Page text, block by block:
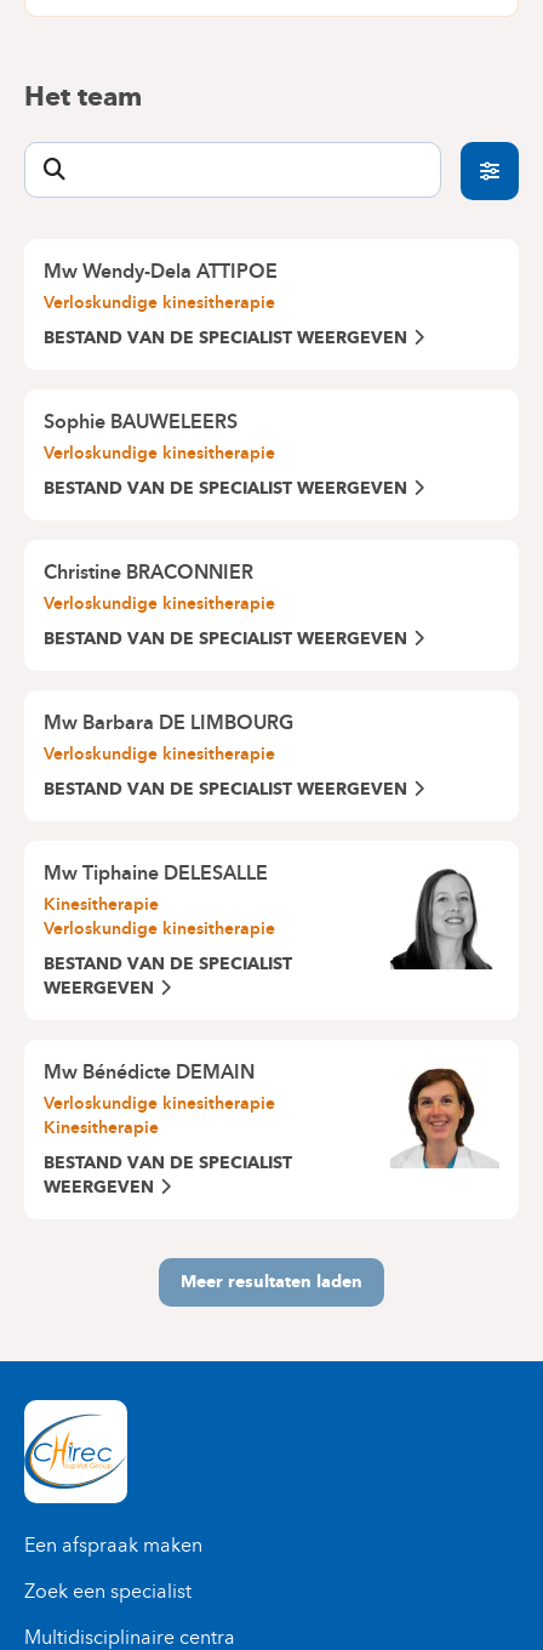
Het team
Mw Wendy-Dela ATTIPOE
Verloskundige kinesitherapie
BESTAND VAN DE SPECIALIST WEERGEVEN
Sophie BAUWELEERS
Verloskundige kinesitherapie
BESTAND VAN DE SPECIALIST WEERGEVEN
Christine BRACONNIER
Verloskundige kinesitherapie
BESTAND VAN DE SPECIALIST WEERGEVEN
Mw Barbara DE LIMBOURG
Verloskundige kinesitherapie
BESTAND VAN DE SPECIALIST WEERGEVEN
Mw Tiphaine DELESALLE
Kinesitherapie
Verloskundige kinesitherapie
BESTAND VAN DE SPECIALIST
WEERGEVEN
Mw Bénédicte DEMAIN
Verloskundige kinesitherapie
Kinesitherapie
BESTAND VAN DE SPECIALIST
WEERGEVEN
Meer resultaten laden
Een afspraak maken
Zoek een specialist
Multidisciplinaire centra